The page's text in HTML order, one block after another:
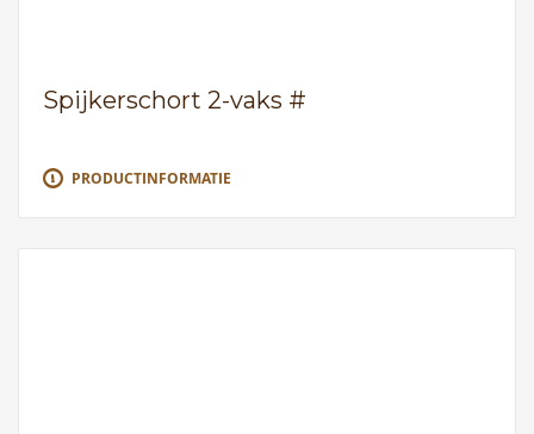
Spijkerschort 2-vaks #
PRODUCTINFORMATIE